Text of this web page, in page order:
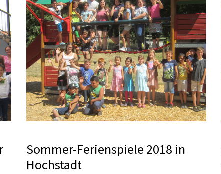
Sommer-Ferienspiele 2018 in
Hochstadt